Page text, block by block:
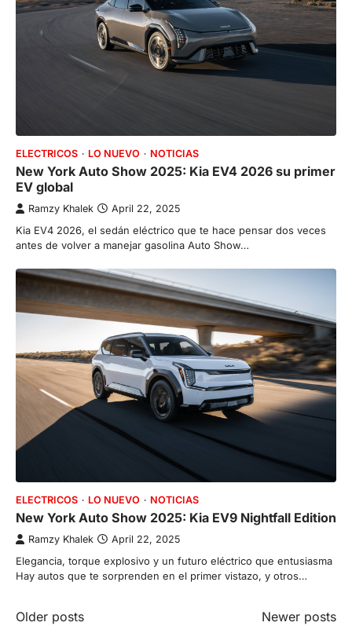
ELECTRICOS LO NUEVO NOTICIAS
New York Auto Show 2025: Kia EV4 2026 su primer
EV global
Ramzy Khalek April 22, 2025
Kia EV4 2026, el sedán eléctrico que te hace pensar dos veces
antes de volver a manejar gasolina Auto Show…
ELECTRICOS LO NUEVO NOTICIAS
New York Auto Show 2025: Kia EV9 Nightfall Edition
Ramzy Khalek April 22, 2025
Elegancia, torque explosivo y un futuro eléctrico que entusiasma
Hay autos que te sorprenden en el primer vistazo, y otros…
Posts
Older posts Newer posts